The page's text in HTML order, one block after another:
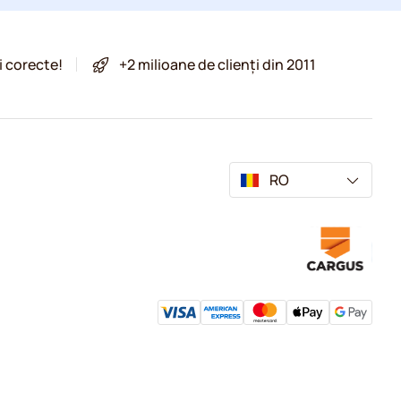
corecte! +2 milioane de clienți din 2011
RO